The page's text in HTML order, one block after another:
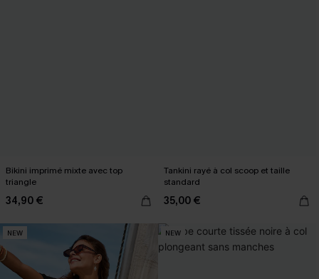
Bikini imprimé mixte avec top
triangle
34,90 €
Tankini rayé à col scoop et taille
standard
35,00 €
NEW NEW